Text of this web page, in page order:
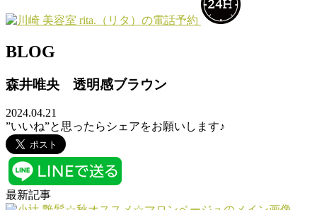
BLOG
森井唯央 透明感ブラウン
2024.04.21
”いいね”と思ったらシェアをお願いします♪
最新記事